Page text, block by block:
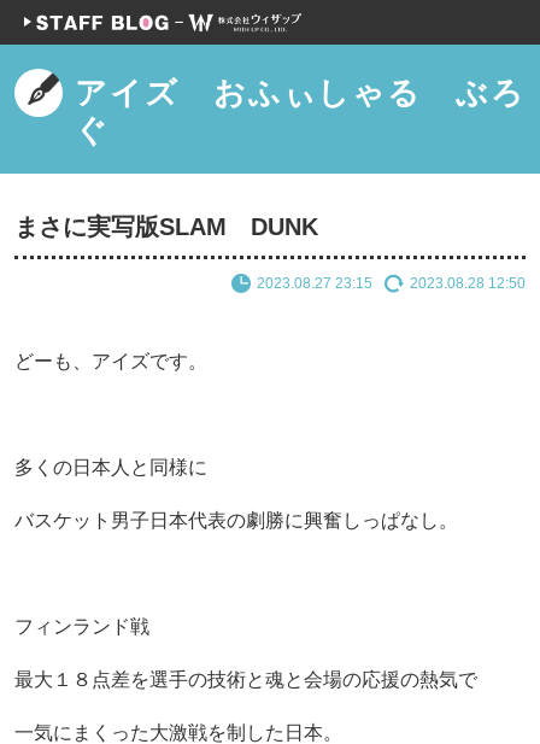
アイズ おふぃしゃる ぶろ
ぐ
まさに実写版SLAM DUNK
2023.08.27 23:15 2023.08.28 12:50
どーも、アイズです。
多くの日本人と同様に
バスケット男子日本代表の劇勝に興奮しっぱなし。
フィンランド戦
最大１８点差を選手の技術と魂と会場の応援の熱気で
一気にまくった大激戦を制した日本。